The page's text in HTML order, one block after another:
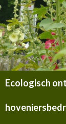
Ecologisch
NAAR
INHOUD